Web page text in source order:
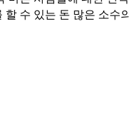
할 수 있는 돈 많은 소수